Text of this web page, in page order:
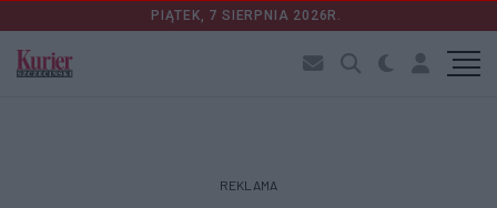
PIĄTEK, 7 SIERPNIA 2026R.
REKLAMA